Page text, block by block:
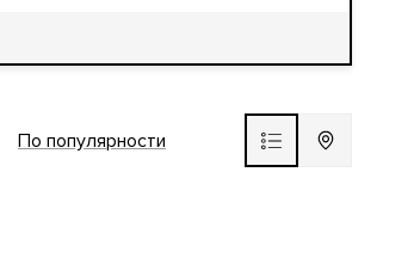
По популярности